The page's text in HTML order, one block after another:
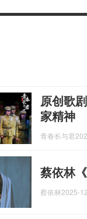
原创歌
家精神
青春长与君
蔡依林
蔡依林2025-